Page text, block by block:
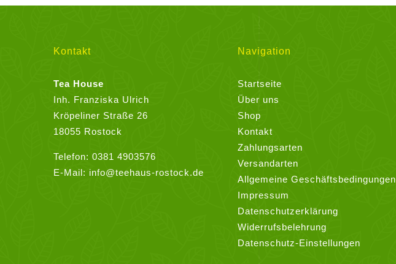
der
Produktseite
gewählt
Kontakt
Tea House
Inh. Franziska Ulrich
Kröpeliner Straße 26
18055 Rostock
Telefon: 0381 4903576
E-Mail: info@teehaus-rostock.de
Navigation
Startseite
Über uns
Shop
Kontakt
Zahlungsarten
Versandarten
Allgemeine Geschäftsbedingungen
Impressum
Datenschutzerklärung
Widerrufsbelehrung
Datenschutz-Einstellungen